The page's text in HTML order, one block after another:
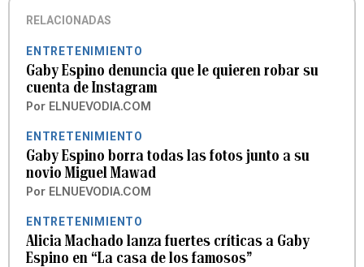
RELACIONADAS
ENTRETENIMIENTO
Gaby Espino denuncia que le quieren robar su
cuenta de Instagram
Por ELNUEVODIA.COM
ENTRETENIMIENTO
Gaby Espino borra todas las fotos junto a su
novio Miguel Mawad
Por ELNUEVODIA.COM
ENTRETENIMIENTO
Alicia Machado lanza fuertes críticas a Gaby
Espino en “La casa de los famosos”